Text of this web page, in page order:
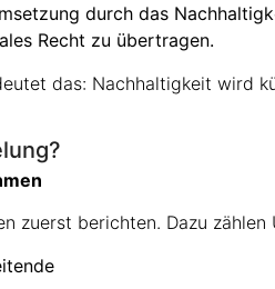
durch das
Recht zu übertragen.
das: Nachhaltigkeit wird
zuerst berichten. Dazu